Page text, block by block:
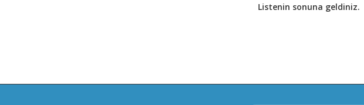
Listenin sonuna geldiniz.